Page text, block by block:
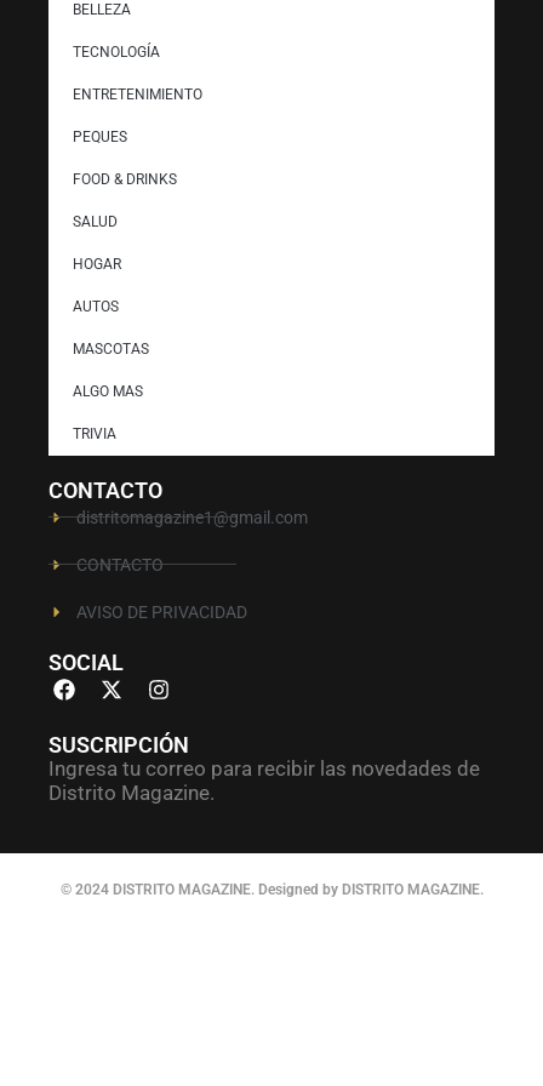
BELLEZA
TECNOLOGÍA
ENTRETENIMIENTO
PEQUES
FOOD & DRINKS
SALUD
HOGAR
AUTOS
MASCOTAS
ALGO MAS
TRIVIA
CONTACTO
distritomagazine1@gmail.com
CONTACTO
AVISO DE PRIVACIDAD
SOCIAL
SUSCRIPCIÓN
Ingresa tu correo para recibir las novedades de
Distrito Magazine.
© 2024 DISTRITO MAGAZINE. Designed by DISTRITO MAGAZINE.